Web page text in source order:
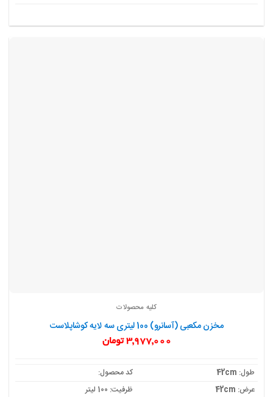
کلیه محصولات
مخزن مکعبی (آسانرو) 100 لیتری سه لایه کوشاپلاست
3,977,000 تومان
طول: 42cm
کد محصول:
عرض: 42cm
ظرفیت: 100 لیتر